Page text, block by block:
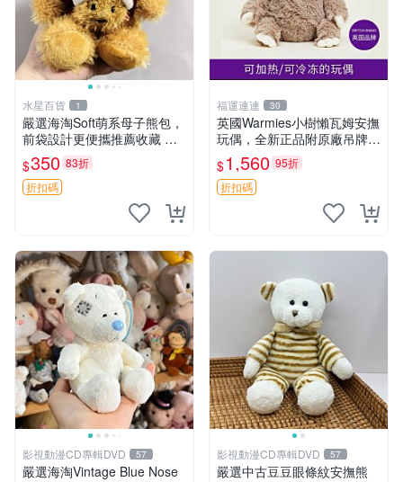
水星百貨 1
嚴選海淘Soft萌系母子熊包，
前袋設計更便攜推薦收藏 母
子熊 軟綿綿 包包
$350 83折
折扣碼
福運連連 30
英國Warmies小樹懶瓦姆安撫
玩偶，全新正品附原廠吊牌與
防塵袋，內藏薰衣草可加熱，
適合各個年齡層，冷暖兩用享
受抱抱樂趣，不容錯過嚴選好
$1,560 95折
折扣碼
影視動漫CD專輯DVD 57
嚴選海淘Vintage Blue Nose
影視動漫CD專輯DVD 57
嚴選中古豆豆眼條紋安撫熊